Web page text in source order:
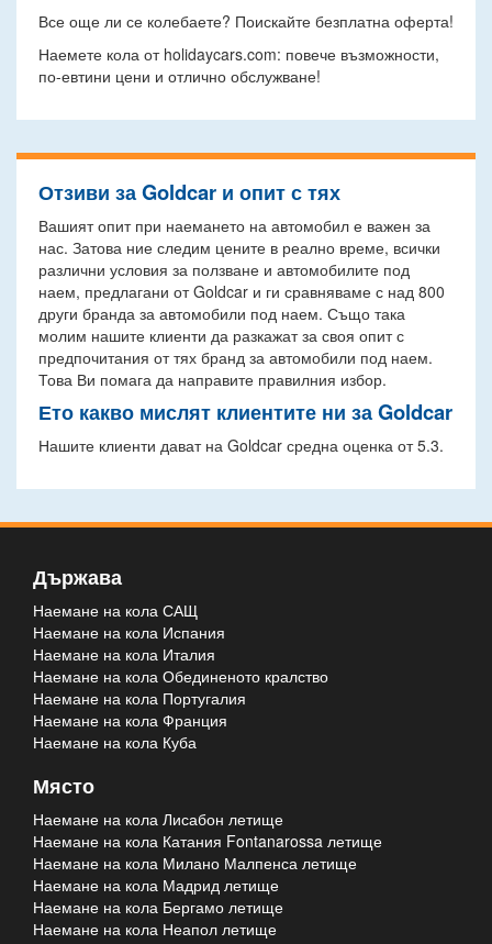
Все още ли се колебаете? Поискайте безплатна оферта!
Наемете кола от holidaycars.com: повече възможности,
по-евтини цени и отлично обслужване!
Отзиви за Goldcar и опит с тях
Вашият опит при наемането на автомобил е важен за
нас. Затова ние следим цените в реално време, всички
различни условия за ползване и автомобилите под
наем, предлагани от Goldcar и ги сравняваме с над 800
други бранда за автомобили под наем. Също така
молим нашите клиенти да разкажат за своя опит с
предпочитания от тях бранд за автомобили под наем.
Това Ви помага да направите правилния избор.
Ето какво мислят клиентите ни за Goldcar
Нашите клиенти дават на Goldcar средна оценка от 5.3.
Държава
Наемане на кола САЩ
Наемане на кола Испания
Наемане на кола Италия
Наемане на кола Обединеното кралство
Наемане на кола Португалия
Наемане на кола Франция
Наемане на кола Куба
Място
Наемане на кола Лисабон летище
Наемане на кола Катания Fontanarossa летище
Наемане на кола Милано Малпенса летище
Наемане на кола Мадрид летище
Наемане на кола Бергамо летище
Наемане на кола Неапол летище